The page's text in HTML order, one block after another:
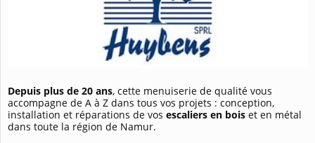
Depuis plus de 20 ans, cette menuiserie de qualité vous
accompagne de A à Z dans tous vos projets : conception,
installation et réparations de vos escaliers en bois et en métal
dans toute la région de Namur.